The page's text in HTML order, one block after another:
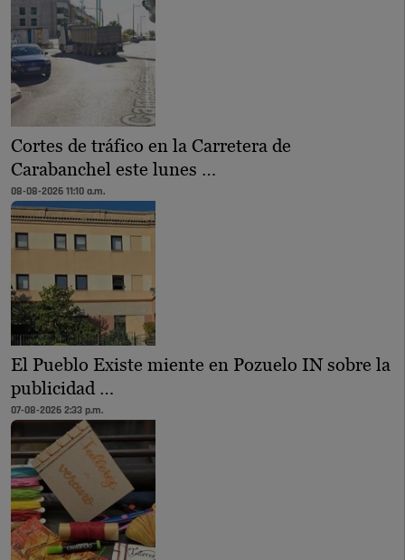
Cortes de tráfico en la Carretera de
Carabanchel este lunes …
08-08-2026 11:10 a.m.
El Pueblo Existe miente en Pozuelo IN sobre la
publicidad …
07-08-2026 2:33 p.m.